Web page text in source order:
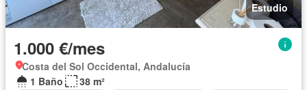
Estudio
1.000 €/mes
Costa del Sol Occidental, Andalucía
1 Baño
38 m²